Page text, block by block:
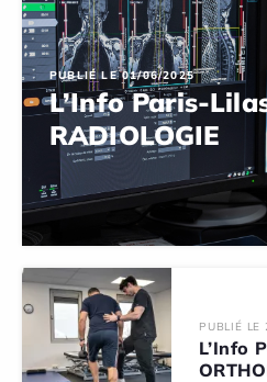
PUBLIÉ LE 01/06/2025
L’Info Paris-
RADIOLOGIE
PUBLIÉ
L’Info